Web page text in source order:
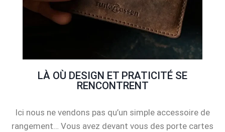
LÀ OÙ DESIGN ET PRATICITÉ SE
RENCONTRENT
Ici nous ne vendons pas qu’un simple accessoire de
rangement… Vous avez devant vous des porte cartes